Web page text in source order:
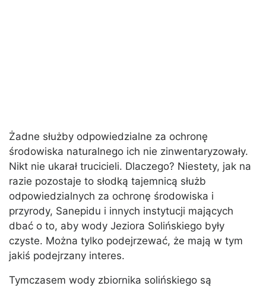
Żadne służby odpowiedzialne za ochronę
środowiska naturalnego ich nie zinwentaryzowały.
Nikt nie ukarał trucicieli. Dlaczego? Niestety, jak na
razie pozostaje to słodką tajemnicą służb
odpowiedzialnych za ochronę środowiska i
przyrody, Sanepidu i innych instytucji mających
dbać o to, aby wody Jeziora Solińskiego były
czyste. Można tylko podejrzewać, że mają w tym
jakiś podejrzany interes.
Tymczasem wody zbiornika solińskiego są